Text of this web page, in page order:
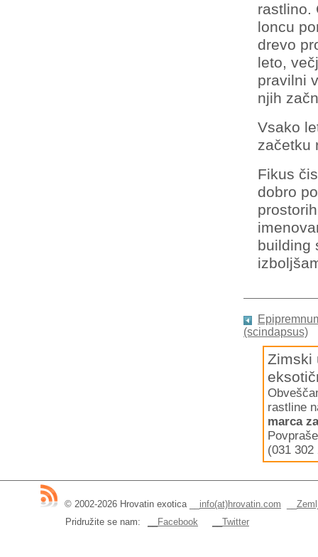
rastlino.
loncu
drevo
leto,
pravilni
njih
Vsako
začetku
Fikus
dobro
building
(scindapsus)
Zimski
rastline
marca
(031
© 2002-2026 Hrovatin exotica__ info(at)hrovatin.com
Pridružite se nam:
__Facebook __Twitter